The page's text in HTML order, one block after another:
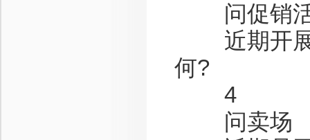
问促销
近期开展
何?
4
问卖场